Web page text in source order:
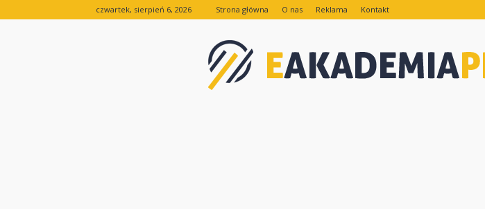
czwartek, sierpień 6, 2026 Strona główna O nas Reklama Kontakt